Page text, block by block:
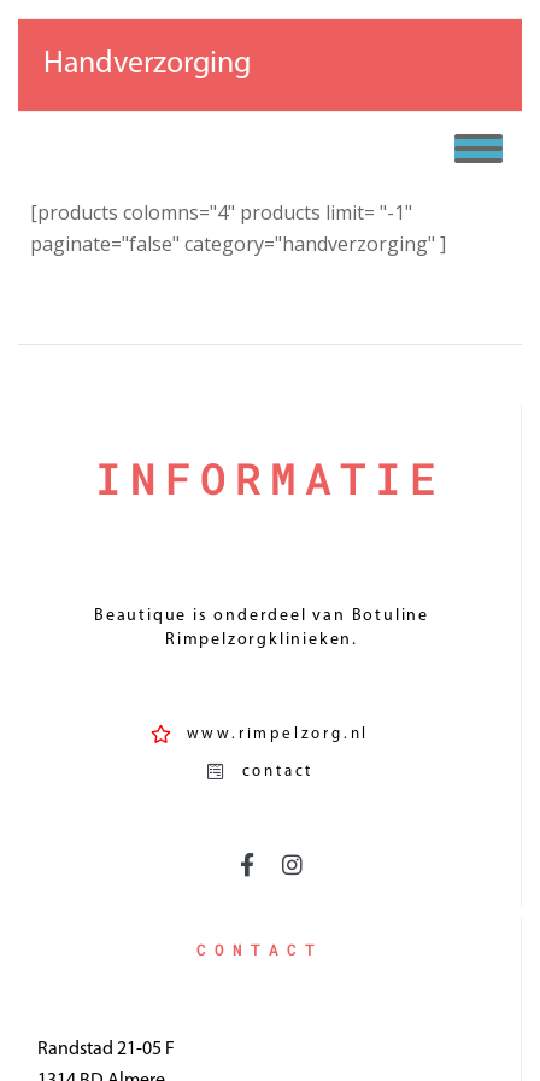
Handverzorging
[products colomns="4" products limit= "-1"
paginate="false" category="handverzorging" ]
INFORMATIE
Beautique is onderdeel van Botuline
Rimpelzorgklinieken.
www.rimpelzorg.nl
contact
CONTACT
Randstad 21-05 F